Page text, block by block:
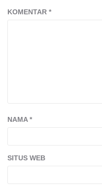
KOMENTAR *
NAMA*
SITUS WEB